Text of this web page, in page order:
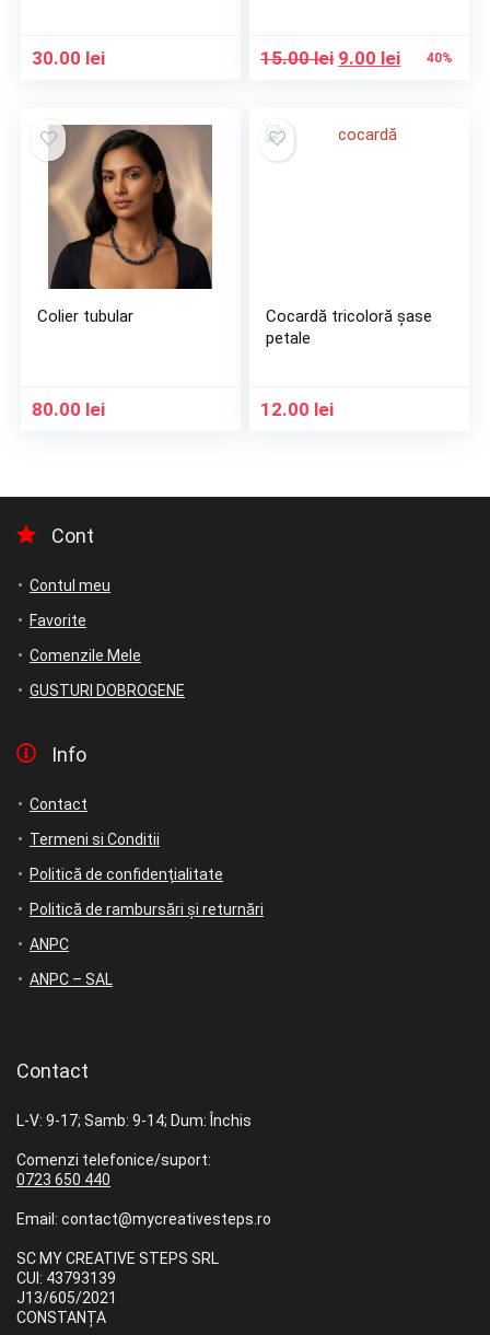
30.00 lei 15.00lei Prețul
15.00 lei.
9.00 leiPrețul
40%
Colier tubular
80.00 lei
Cocardă tricoloră șase
petale
12.00 lei
Cont
Contul meu
Favorite
Comenzile Mele
GUSTURI DOBROGENE
Info
Contact
Termeni si Conditii
Politică de confidențialitate
Politică de rambursări și returnări
ANPC
ANPC – SAL
Contact
L-V: 9-17; Samb: 9-14; Dum: Închis
Comenzi telefonice/suport:
0723 650 440
Email: contact@mycreativesteps.ro
SC MY CREATIVE STEPS SRL
CUI: 43793139
J13/605/2021
CONSTANȚA